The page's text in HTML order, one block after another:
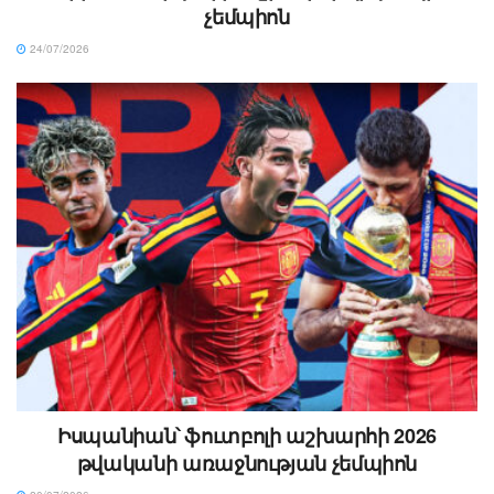
չեմպիոն
24/07/2026
Իսպանիան՝ ֆուտբոլի աշխարհի 2026
թվականի առաջնության չեմպիոն